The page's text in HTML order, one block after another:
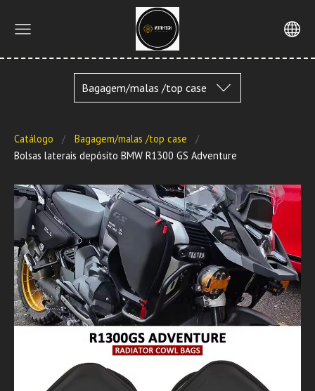
Bagagem/malas /top case
Catálogo
Bagagem/malas /top case
Bolsas laterais depósito BMW R1300 GS Adventure